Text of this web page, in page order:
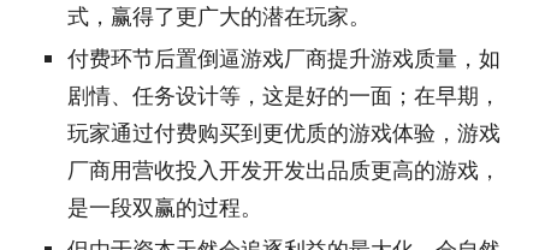
式，赢得了更广大的潜在玩家。
付费环节后置倒逼游戏厂商提升游戏质量，如
剧情、任务设计等，这是好的一面；在早期，
玩家通过付费购买到更优质的游戏体验，游戏
厂商用营收投入开发开发出品质更高的游戏，
是一段双赢的过程。